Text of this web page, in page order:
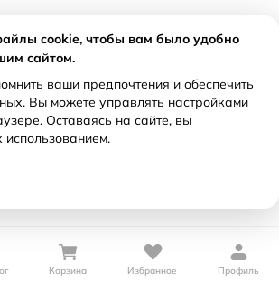
Корзина Избранное Профиль
cookie, чтобы вам было удобно
сайтом.
ваши предпочтения и обеспечить
Вы можете управлять настройками
Оставаясь на сайте, вы
использованием.